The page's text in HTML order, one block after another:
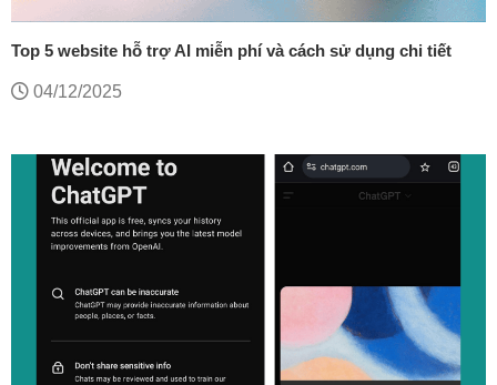
Top 5 website hỗ trợ AI miễn phí và cách sử dụng chi tiết
04/12/2025